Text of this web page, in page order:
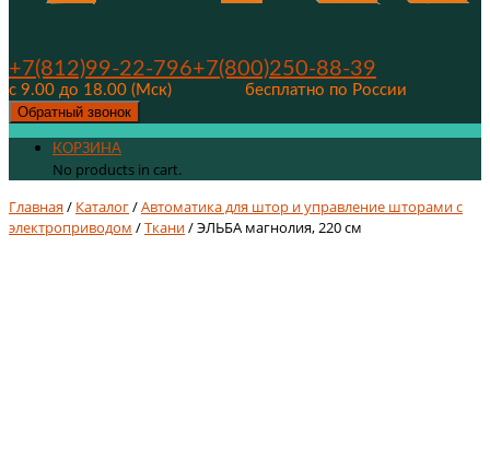
+7(812)99-22-796+7(800)250-88-39
с 9.00 до 18.00 (Мск)
бесплатно по России
Обратный звонок
КОРЗИНА
No products in cart.
Главная/ Каталог/Автоматика для штор и управление шторами с
электроприводом /Ткани/ ЭЛЬБА магнолия, 220 см